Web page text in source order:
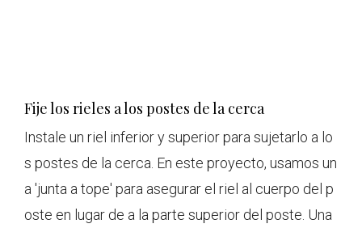
Fije los rieles a los postes de la cerca
Instale un riel inferior y superior para sujetarlo a lo
s postes de la cerca. En este proyecto, usamos un
a 'junta a tope' para asegurar el riel al cuerpo del p
oste en lugar de a la parte superior del poste. Una